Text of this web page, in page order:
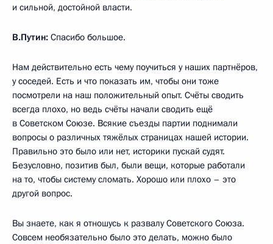
и сильной, достойной власти.
В.Путин: Спасибо большое.
Нам действительно есть чему поучиться у наших партнёров,
у соседей. Есть и что показать им, чтобы они тоже
посмотрели на наш положительный опыт. Счёты сводить
всегда плохо, но ведь счёты начали сводить ещё
в Советском Союзе. Всякие съезды партии поднимали
вопросы о различных тяжёлых страницах нашей истории.
Правильно это было или нет, историки пускай судят.
Безусловно, позитив был, были вещи, которые работали
на то, чтобы систему сломать. Хорошо или плохо – это
другой вопрос.
Вы знаете, как я отношусь к развалу Советского Союза.
Совсем необязательно было это делать, можно было